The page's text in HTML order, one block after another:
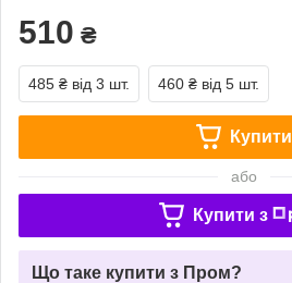
510 ₴
485 ₴ від 3 шт. 460 ₴ від 5 шт.
Купити
або
Купити з
Що таке купити з Пром?